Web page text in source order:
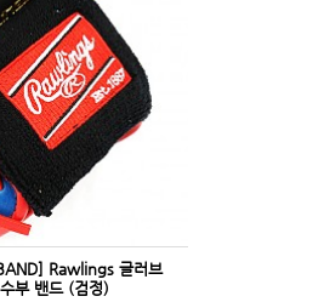
Rawlings 글러브
부 밴드 (검정)